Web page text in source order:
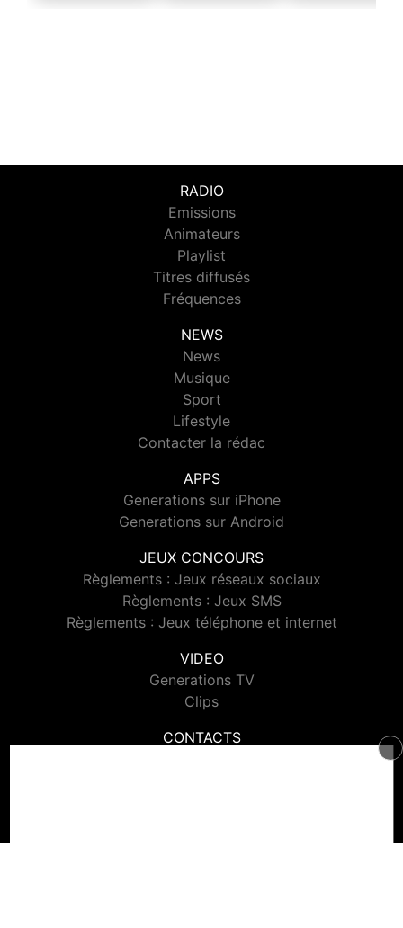
RADIO
Emissions
Animateurs
Playlist
Titres diffusés
Fréquences
NEWS
News
Musique
Sport
Lifestyle
Contacter la rédac
APPS
Generations sur iPhone
Generations sur Android
JEUX CONCOURS
Règlements : Jeux réseaux sociaux
Règlements : Jeux SMS
Règlements : Jeux téléphone et internet
VIDEO
Generations TV
Clips
CONTACTS